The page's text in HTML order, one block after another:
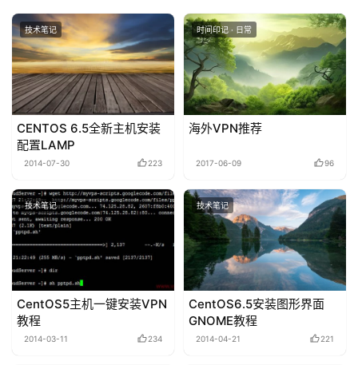
技术笔记
CENTOS 6.5全新主机安装
配置LAMP
2014-07-30 223
时间印记 · 日常
海外VPN推荐
2017-06-09 96
技术笔记
CentOS5主机一键安装VPN
教程
2014-03-11 234
技术笔记
CentOS6.5安装图形界面
GNOME教程
2014-04-21 221